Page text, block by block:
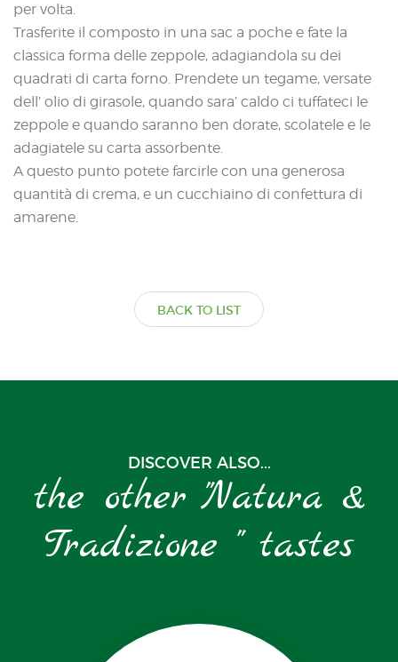
per volta.
Trasferite il composto in una sac a poche e fate la
classica forma delle zeppole, adagiandola su dei
quadrati di carta forno. Prendete un tegame, versate
dell’ olio di girasole, quando sara’ caldo ci tuffateci le
zeppole e quando saranno ben dorate, scolatele e le
adagiatele su carta assorbente.
A questo punto potete farcirle con una generosa
quantità di crema, e un cucchiaino di confettura di
amarene.
BACK TO LIST
DISCOVER ALSO...
the other "Natura &
Tradizione " tastes